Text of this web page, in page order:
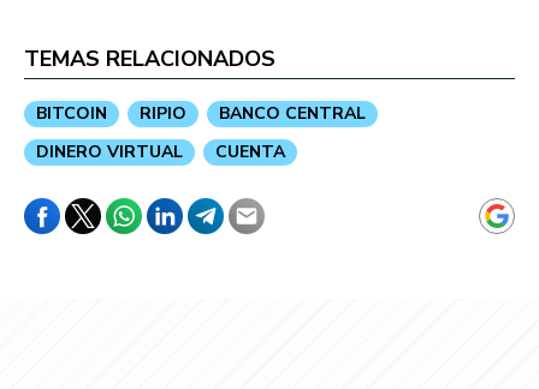
TEMAS RELACIONADOS
BITCOIN RIPIO
BANCO CENTRAL
DINERO VIRTUAL
CUENTA